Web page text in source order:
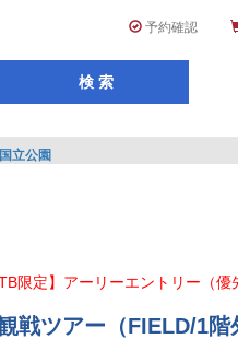
予約確認
立公園
限定】アーリーエントリー（
戦ツアー（FIELD/1階